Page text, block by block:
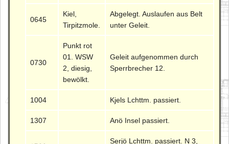
0645
Kiel,
Tirpitzmole.
Abgelegt. Auslaufen aus Belt
unter Geleit.
0730
Punkt rot
01. WSW
2, diesig,
bewölkt.
Geleit aufgenommen durch
Sperrbrecher 12.
1004 Kjels Lchttm. passiert.
1307 Anö Insel passiert.
Serjö Lchttm. passiert. N 3,